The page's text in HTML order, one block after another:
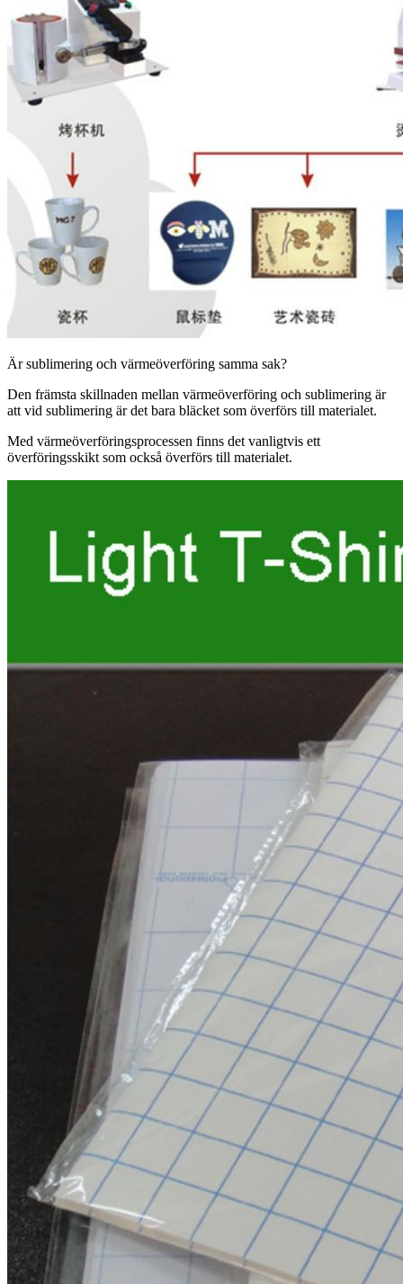
Är sublimering och värmeöverföring samma sak?
Den främsta skillnaden mellan värmeöverföring och sublimering är
att vid sublimering är det bara bläcket som överförs till materialet.
Med värmeöverföringsprocessen finns det vanligtvis ett
överföringsskikt som också överförs till materialet.